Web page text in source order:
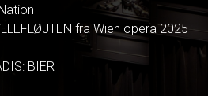
fra Wien opera 2025
BIER